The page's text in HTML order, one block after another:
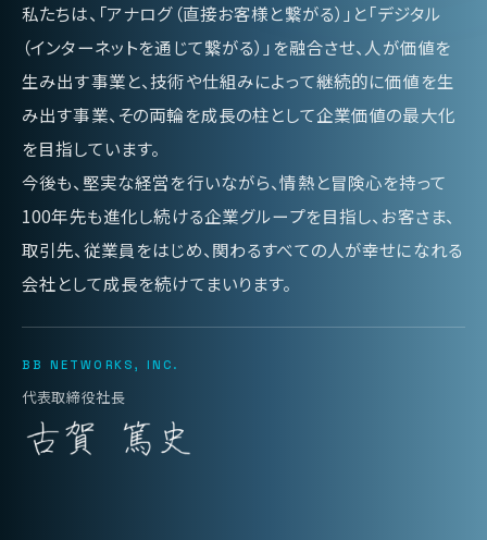
私たちは、「アナログ（直接お客様と繋がる）」と「デジタル
（インターネットを通じて繋がる）」を融合させ、人が価値を
生み出す事業と、技術や仕組みによって継続的に価値を生
み出す事業、その両輪を成長の柱として企業価値の最大化
を目指しています。
今後も、堅実な経営を行いながら、情熱と冒険心を持って
100年先も進化し続ける企業グループを目指し、お客さま、
取引先、従業員をはじめ、関わるすべての人が幸せになれる
会社として成長を続けてまいります。
BB NETWORKS, INC.
代表取締役社長